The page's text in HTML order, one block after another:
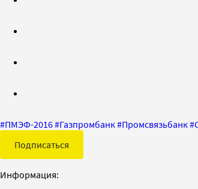
#ПМЭФ-2016#Газпромбанк#Промсвязьбанк#
Подписаться
Информация: